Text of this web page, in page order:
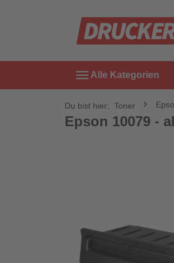
menu Alle Kategorien
Du bist hier: Toner
Epson 10079 -